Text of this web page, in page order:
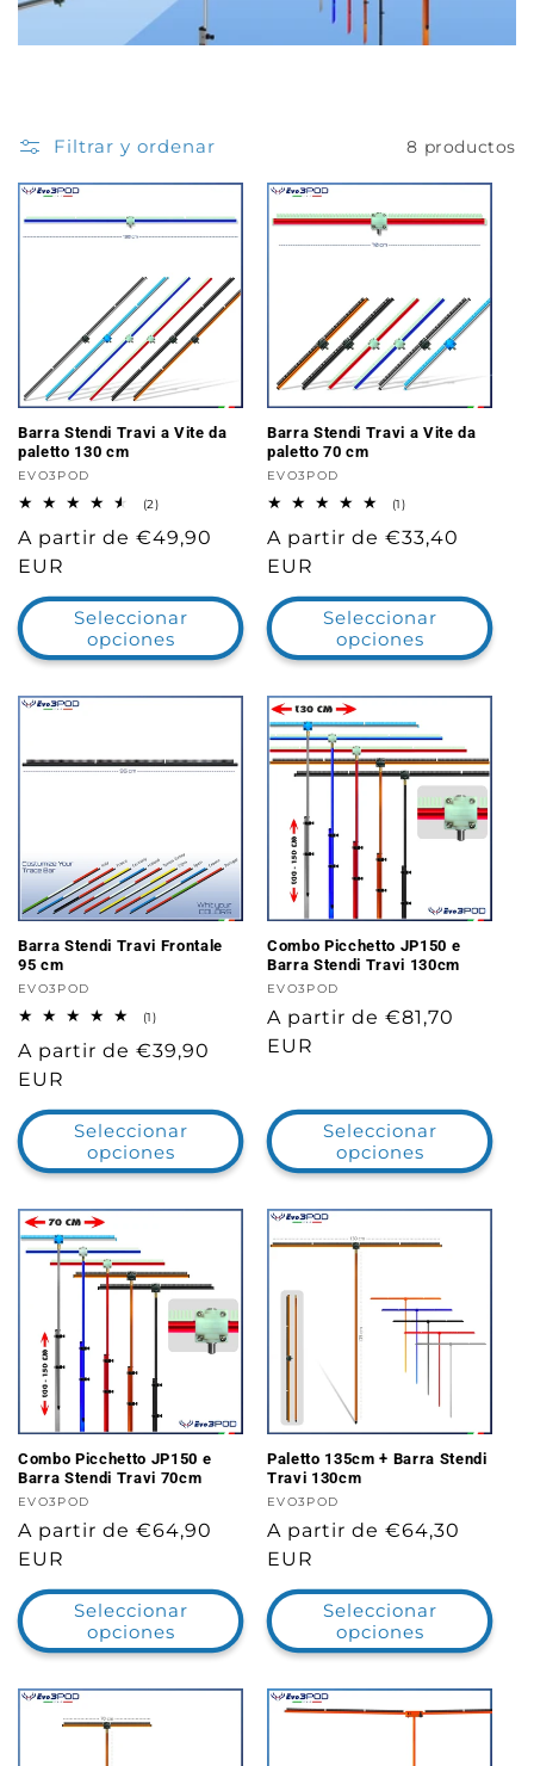
Filtrar y ordenar 8 productos
Barra Stendi Travi a Vite da
paletto 130 cm
Proveedor:
EVO3POD
(2)2
totales
Precio
habitual
A partir de €49,90
EUR
Seleccionar
opciones
Barra Stendi Travi a Vite da
paletto 70 cm
Proveedor:
EVO3POD
(1)1
totales
Precio
habitual
A partir de €33,40
EUR
Seleccionar
opciones
Barra Stendi Travi Frontale
95 cm
Proveedor:
EVO3POD
(1)1
totales
Precio
habitual
A partir de €39,90
EUR
Seleccionar
opciones
Combo Picchetto JP150 e
Barra Stendi Travi 130cm
Proveedor:
EVO3POD
Precio
habitual
A partir de €81,70
EUR
Seleccionar
opciones
Combo Picchetto JP150 e
Barra Stendi Travi 70cm
Proveedor:
EVO3POD
Precio
habitual
A partir de €64,90
EUR
Seleccionar
opciones
Paletto 135cm + Barra Stendi
Travi 130cm
Proveedor:
EVO3POD
Precio
habitual
A partir de €64,30
EUR
Seleccionar
opciones